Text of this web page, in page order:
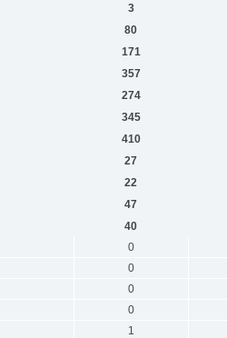
3
80
171
357
274
345
410
27
22
47
40
0
0
0
0
1